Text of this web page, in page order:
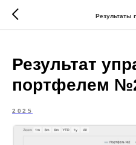
Результаты
Результат
портфелем
2025